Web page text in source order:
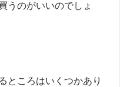
うのがいいのでしょ
ところはいくつかあり